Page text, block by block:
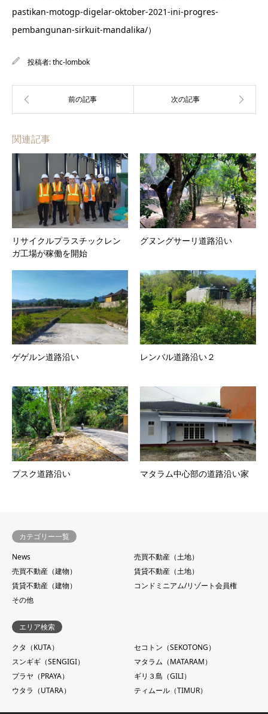
pastikan-motogp-digelar-oktober-2021-ini-progres-
pembangunan-sirkuit-mandalika/）
投稿者:thc-lombok
関連記事
リサイクルプラスチックレン
ガ工場が稼働を開始
グヌングサーリ道路沿い
ゲゲルン道路沿い レンバル道路沿い２
プスク道路沿い マタラム中心部の道路沿い家
カテゴリー一覧
News
売買不動産（土地）
売買不動産（建物）
賃貸不動産（土地）
賃貸不動産（建物）
コンドミニアム/リゾート会員権
その他
エリア検索
クタ（KUTA）
セコトン（SEKOTONG）
スンギギ（SENGIGI）
マタラム（MATARAM）
プラヤ（PRAYA）
ギリ３島（GILI）
ウタラ（UTARA）
ティムール（TIMUR）